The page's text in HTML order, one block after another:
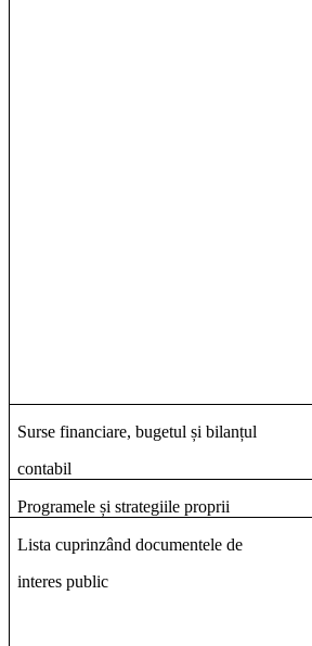
Surse financiare, bugetul și bilanțul
contabil
Programele și strategiile proprii
Lista cuprinzând documentele de
interes public